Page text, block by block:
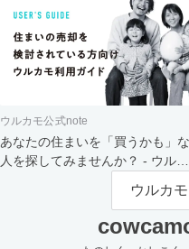
ウルカモ公式note
あなたの住まいを「買うかも」な
人を探してみませんか？ - ウルカ
ウルカ